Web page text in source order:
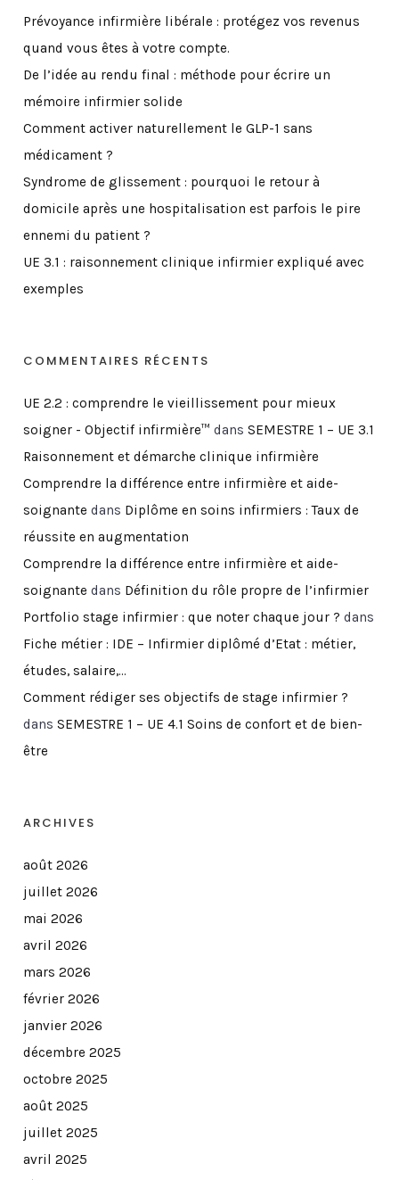
Prévoyance infirmière libérale : protégez vos revenus
quand vous êtes à votre compte.
De l’idée au rendu final : méthode pour écrire un
mémoire infirmier solide
Comment activer naturellement le GLP-1 sans
médicament ?
Syndrome de glissement : pourquoi le retour à
domicile après une hospitalisation est parfois le pire
ennemi du patient ?
UE 3.1 : raisonnement clinique infirmier expliqué avec
exemples
COMMENTAIRES RÉCENTS
UE 2.2 : comprendre le vieillissement pour mieux
soigner - Objectif infirmière™ dans SEMESTRE 1 – UE 3.1
Raisonnement et démarche clinique infirmière
Comprendre la différence entre infirmière et aide-
soignante dans Diplôme en soins infirmiers : Taux de
réussite en augmentation
Comprendre la différence entre infirmière et aide-
soignante dans Définition du rôle propre de l’infirmier
Portfolio stage infirmier : que noter chaque jour ? dans
Fiche métier : IDE – Infirmier diplômé d’Etat : métier,
études, salaire,…
Comment rédiger ses objectifs de stage infirmier ?
dans SEMESTRE 1 – UE 4.1 Soins de confort et de bien-
être
ARCHIVES
août 2026
juillet 2026
mai 2026
avril 2026
mars 2026
février 2026
janvier 2026
décembre 2025
octobre 2025
août 2025
juillet 2025
avril 2025